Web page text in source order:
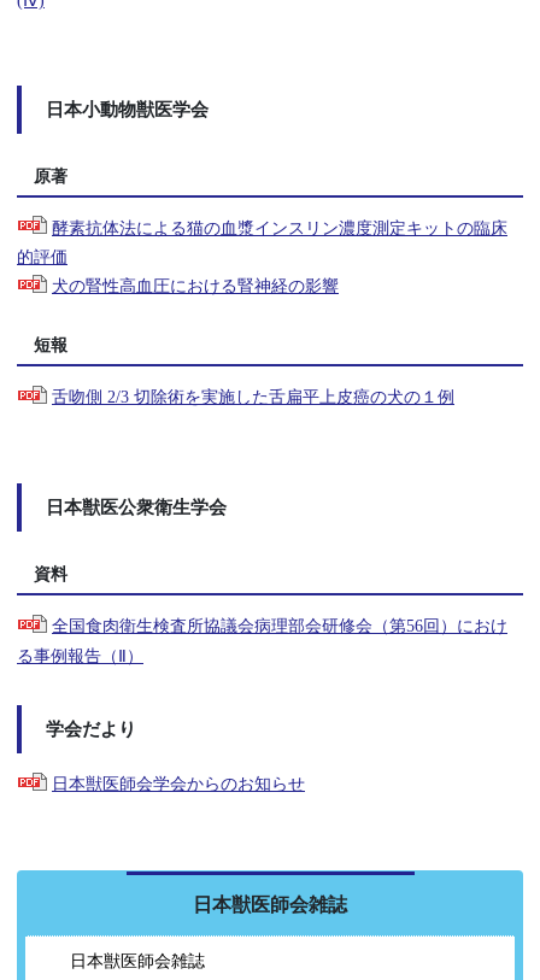
日本小動物獣医学会
原著
酵素抗体法による猫の血漿インスリン濃度測定キットの臨床
的評価
犬の腎性高血圧における腎神経の影響
短報
舌吻側 2/3 切除術を実施した舌扁平上皮癌の犬の１例
日本獣医公衆衛生学会
資料
全国食肉衛生検査所協議会病理部会研修会（第56回）におけ
る事例報告（Ⅱ）
学会だより
日本獣医師会学会からのお知らせ
日本獣医師会雑誌
日本獣医師会雑誌